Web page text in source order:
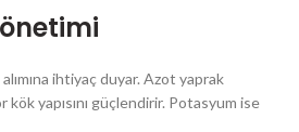
ihtiyaç duyar. Azot yaprak
yapısını güçlendirir. Potasyum ise